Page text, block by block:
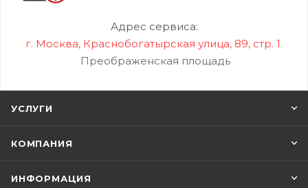
Адрес сервиса:
г. Москва, Краснобогатырская улица, 89, стр. 1.
Преображенская площадь
УСЛУГИ
КОМПАНИЯ
ИНФОРМАЦИЯ